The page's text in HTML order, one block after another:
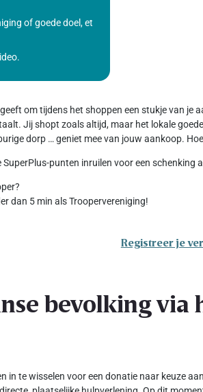
of goede doel, et
om tijdens het shoppen een stukje van je
Jij shopt zoals altijd, maar het lokale
dorp … geniet mee van jouw aankoop.
punten inruilen voor een schenking
dan 5 min als Troopervereniging!
Registreer je
bevolking via
te wisselen voor een donatie naar keuze